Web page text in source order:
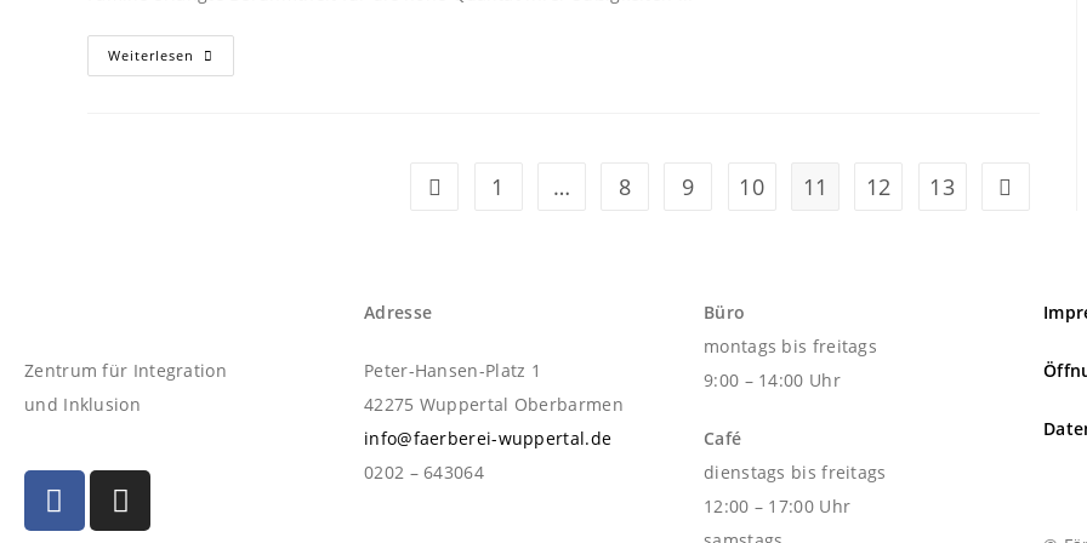
Weiterlesen
1 … 8 9 10 11 12 13
Zentrum für Integration
und Inklusion
Adresse
Peter-Hansen-Platz 1
42275 Wuppertal Oberbarmen
info@faerberei-wuppertal.de
0202 – 643064
Büro
montags bis freitags
9:00 – 14:00 Uhr
Café
dienstags bis freitags
12:00 – 17:00 Uhr